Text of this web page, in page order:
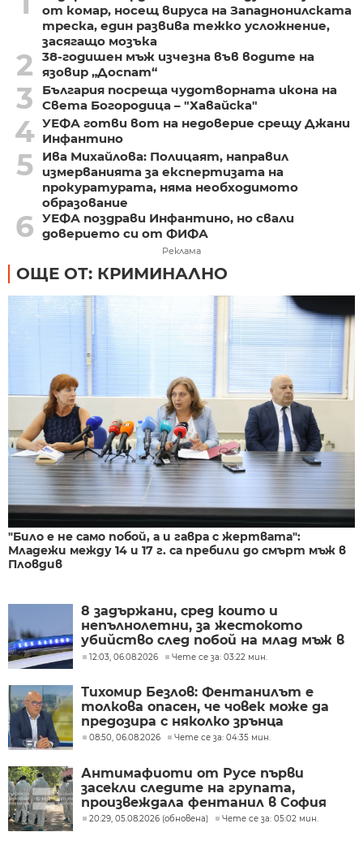
от комар, носещ вируса на Западнонилската
треска, един развива тежко усложнение,
засягащо мозъка
2
38-годишен мъж изчезна във водите на
язовир „Доспат“
3
България посреща чудотворната икона на
Света Богородица – "Хавайска"
4 УЕФА готви вот на недоверие срещу Джани
Инфантино
5
Ива Михайлова: Полицаят, направил
измерванията за експертизата на
прокуратурата, няма необходимото
образование
6 УЕФА поздрави Инфантино, но свали
доверието си от ФИФА
Реклама
ОЩЕ ОТ: КРИМИНАЛНО
"Било е не само побой, а и гавра с жертвата":
Младежи между 14 и 17 г. са пребили до смърт мъж в
Пловдив
8 задържани, сред които и
непълнолетни, за жестокото
убийство след побой на млад мъж в
Пловдив
12:03, 06.08.2026 Чете се за: 03:22 мин.
Тихомир Безлов: Фентанилът е
толкова опасен, че човек може да
предозира с няколко зрънца
08:50, 06.08.2026 Чете се за: 04:35 мин.
Антимафиоти от Русе първи
засекли следите на групата,
произвеждала фентанил в София
20:29, 05.08.2026 (обновена) Чете се за: 05:02 мин.